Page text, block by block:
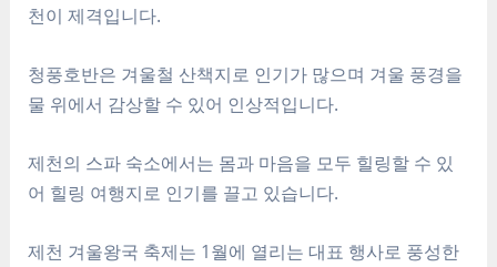
천이 제격입니다.
청풍호반은 겨울철 산책지로 인기가 많으며 겨울 풍경을
물 위에서 감상할 수 있어 인상적입니다.
제천의 스파 숙소에서는 몸과 마음을 모두 힐링할 수 있
어 힐링 여행지로 인기를 끌고 있습니다.
제천 겨울왕국 축제는 1월에 열리는 대표 행사로 풍성한